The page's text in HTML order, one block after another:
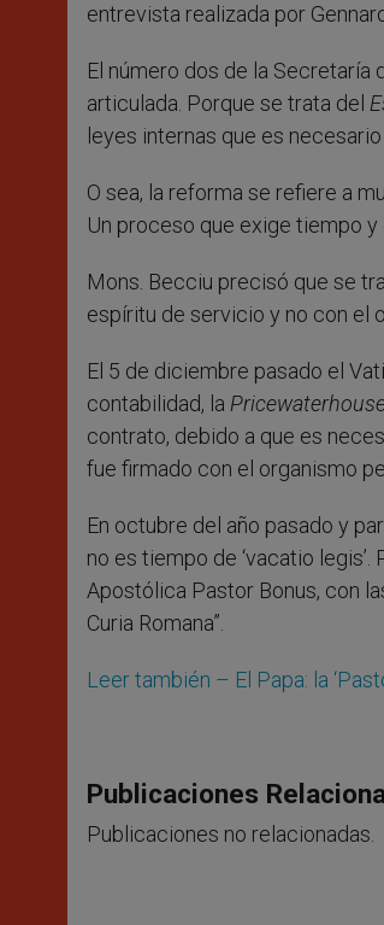
entrevista realizada por
El número dos de la Secretaría
articulada. Porque se trata del
leyes internas que es
O sea, la reforma se refiere a
Un proceso que exige tiempo
Mons. Becciu precisó que se
espíritu de servicio y no con el
El 5 de diciembre pasado el
contabilidad, la
contrato, debido a que es
fue firmado con el organismo
En octubre del año pasado y
no es tiempo de ‘vacatio
Apostólica Pastor Bonus, con
Curia Romana”.
Leer también – El Papa: la
Publicaciones
Publicaciones no relacionadas.